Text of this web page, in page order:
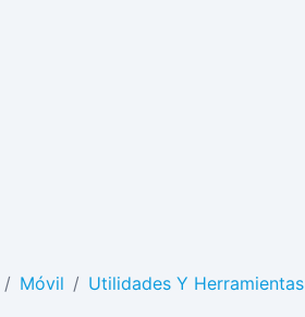
/ Móvil / Utilidades Y Herramientas